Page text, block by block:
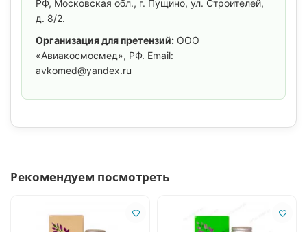
РФ, Московская обл., г. Пущино, ул. Строителей,
д. 8/2.
Организация для претензий: ООО
«Авиакосмосмед», РФ. Email:
avkomed@yandex.ru
Рекомендуем посмотреть